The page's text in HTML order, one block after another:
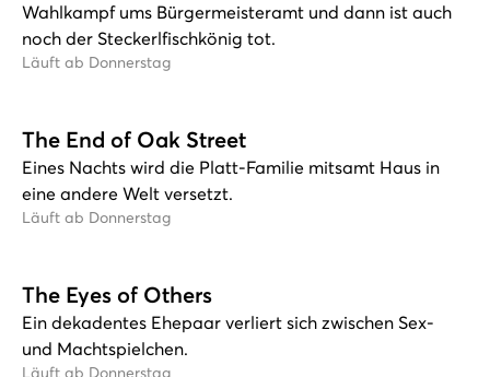
Wahlkampf ums Bürgermeisteramt und dann ist auch
noch der Steckerlfischkönig tot.
Läuft ab Donnerstag
The End of Oak Street
Eines Nachts wird die Platt-Familie mitsamt Haus in
eine andere Welt versetzt.
Läuft ab Donnerstag
The Eyes of Others
Ein dekadentes Ehepaar verliert sich zwischen Sex-
und Machtspielchen.
Läuft ab Donnerstag